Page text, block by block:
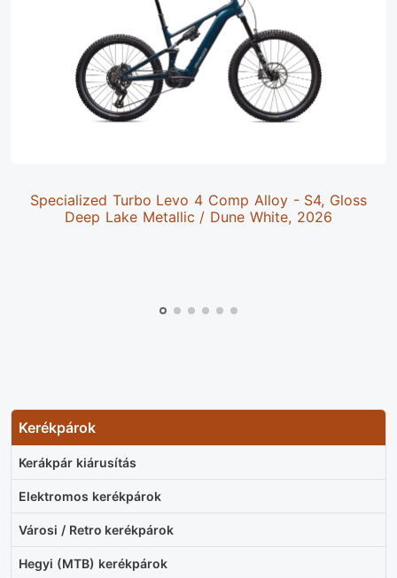
Kerékpárok
Kerákpár kiárusítás
Elektromos kerékpárok
Városi / Retro kerékpárok
Hegyi (MTB) kerékpárok
Specialized Turbo Levo 4 Comp Alloy - S4, Gloss
Deep Lake Metallic / Dune White, 2026